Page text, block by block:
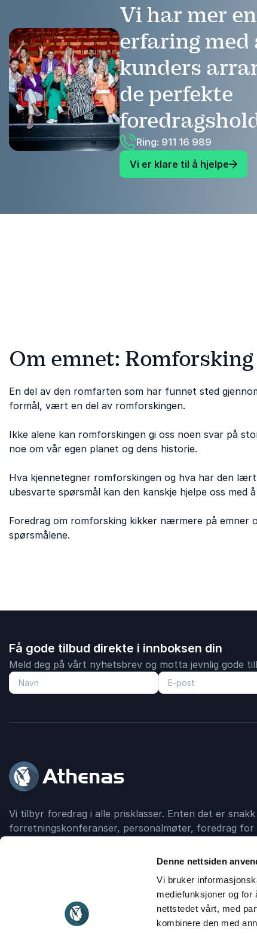
Denne nettsiden
Vi bruker
mediefunksjoner og for
nettstedet vårt, med
kombinere den med
Vi har mer
erfaring med
kunders
de perfekte
Ring: 911 16 989
Vi er klare til å hjelpe
Om emnet: Romforsking
En del av den romfarten som har funnet sted
formål, vært en del av romforskingen.
Ikke alene kan romforskingen gi oss noen svar på
noe om vår egen planet og dens historie.
Hva kjennetegner romforskingen og hva har den
ubesvarte spørsmål kan den kanskje hjelpe oss med
Foredrag om romforsking kikker nærmere på emner
spørsmålene.
Få gode tilbud direkte i innboksen din
Meld deg på vårt nyhetsbrev og motta jevnlig gode
Vi tilbyr foredrag i alle prisklasser. Enten det er
forretningskonferanser, personalmøter, foredrag for
Kontakt 911 16 989